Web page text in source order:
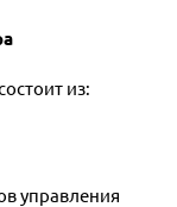
из:
управления